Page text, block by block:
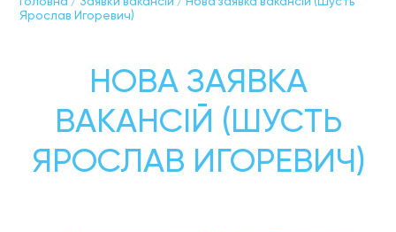
Ярослав Игоревич)
НОВА ЗАЯВКА
ВАКАНСІЙ (ШУСТЬ
ЯРОСЛАВ ИГОРЕВИЧ)